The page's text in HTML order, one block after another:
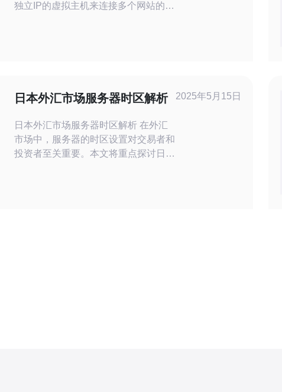
独立IP的虚拟主机来连接多个网站的服
的网站互相链接而被搜索引擎降权的情
况。同时，通过站
日本外汇市场服务器时区解析
日本外汇市场服务器时区解析 在外汇
市场中，服务器的时区设置对交易者和
投资者至关重要。本文将重点探讨日本
2025年5月15日